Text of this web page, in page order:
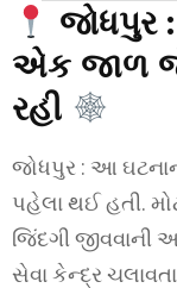
જોધપુર
એક જાળ જે
રહી
જોધપુર : આ
પહેલા થઈ હતી.
જિંદગી જીવવાની
સેવા કેન્દ્ર